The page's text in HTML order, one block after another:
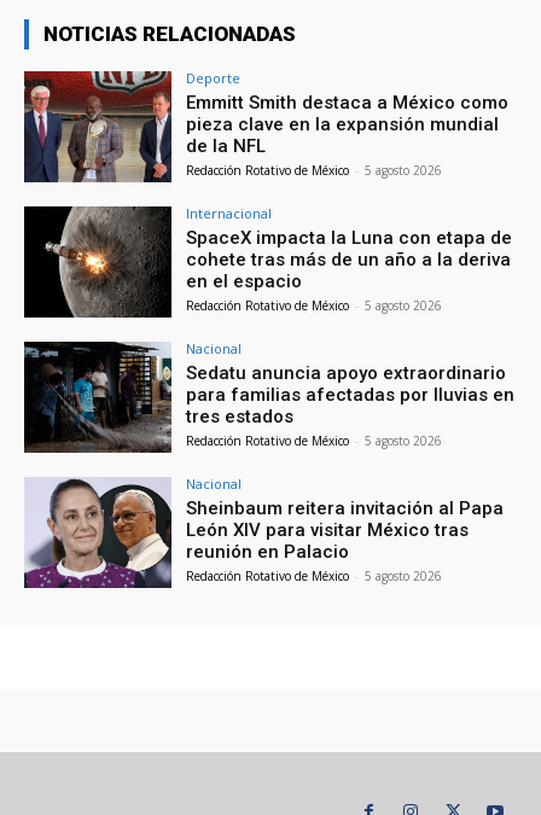
NOTICIAS RELACIONADAS
Deporte
Emmitt Smith destaca a México como
pieza clave en la expansión mundial
de la NFL
Redacción Rotativo de México - 5 agosto 2026
Internacional
SpaceX impacta la Luna con etapa de
cohete tras más de un año a la deriva
en el espacio
Redacción Rotativo de México - 5 agosto 2026
Nacional
Sedatu anuncia apoyo extraordinario
para familias afectadas por lluvias en
tres estados
Redacción Rotativo de México - 5 agosto 2026
Nacional
Sheinbaum reitera invitación al Papa
León XIV para visitar México tras
reunión en Palacio
Redacción Rotativo de México - 5 agosto 2026